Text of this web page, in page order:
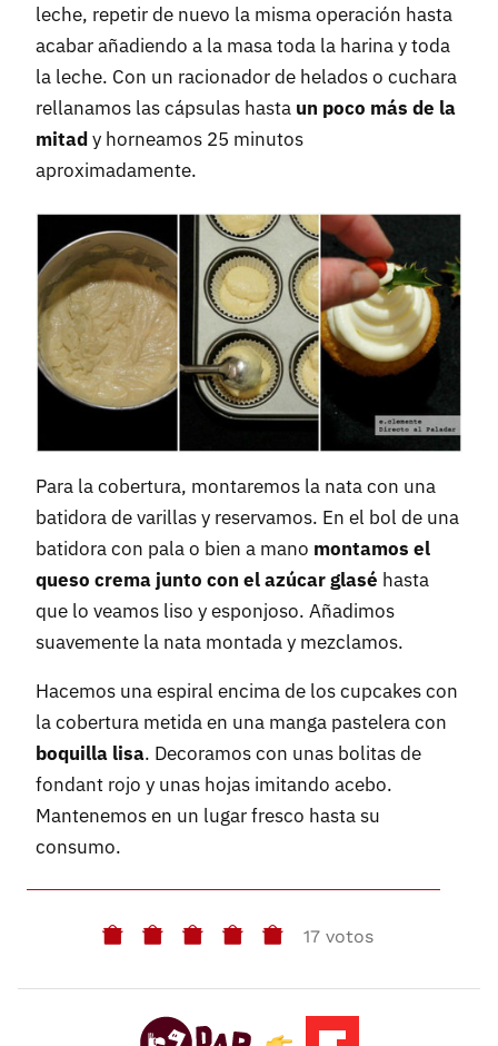
leche, repetir de nuevo la misma operación hasta
acabar añadiendo a la masa toda la harina y toda
la leche. Con un racionador de helados o cuchara
rellanamos las cápsulas hasta un poco más de la
mitady horneamos 25 minutos
aproximadamente.
Para la cobertura, montaremos la nata con una
batidora de varillas y reservamos. En el bol de una
batidora con pala o bien a mano montamos el
queso crema junto con el azúcar glasé hasta
que lo veamos liso y esponjoso. Añadimos
suavemente la nata montada y mezclamos.
Hacemos una espiral encima de los cupcakes con
la cobertura metida en una manga pastelera con
boquilla lisa. Decoramos con unas bolitas de
fondant rojo y unas hojas imitando acebo.
Mantenemos en un lugar fresco hasta su
consumo.
17 votos